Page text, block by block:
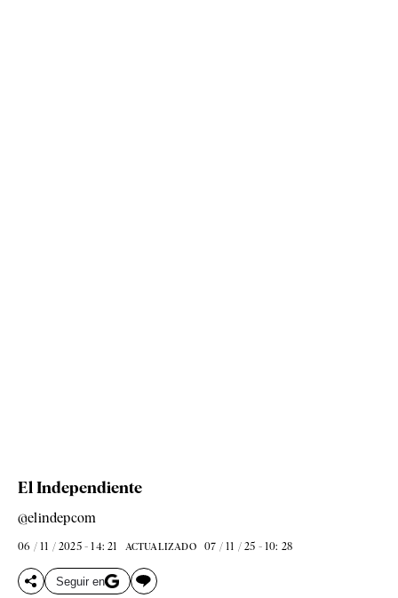
El Independiente
@elindepcom
06 / 11 / 2025 - 14: 21 ACTUALIZADO 07 / 11 / 25 - 10: 28
Seguir en